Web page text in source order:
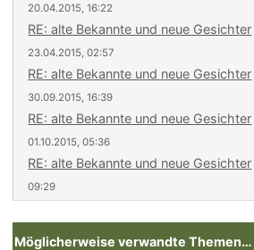
20.04.2015, 16:22
RE: alte Bekannte und neue Gesichter
23.04.2015, 02:57
RE: alte Bekannte und neue Gesichter
30.09.2015, 16:39
RE: alte Bekannte und neue Gesichter
01.10.2015, 05:36
RE: alte Bekannte und neue Gesichter
09:29
Möglicherweise verwandte Themen…